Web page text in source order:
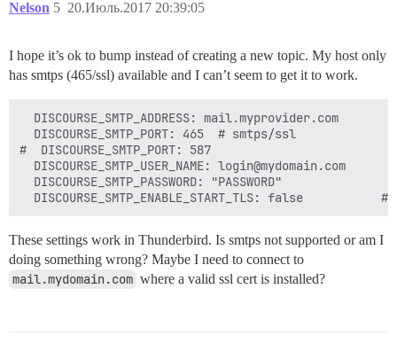
Nelson 20.Июль.2017 20:39:05
5
I hope it’s ok to bump instead of creating a new topic. My host only
has smtps (465/ssl) available and I can’t seem to get it to work.
  DISCOURSE_SMTP_ADDRESS: mail.myprovider.com
  DISCOURSE_SMTP_PORT: 465  # smtps/ssl
#  DISCOURSE_SMTP_PORT: 587
  DISCOURSE_SMTP_USER_NAME: login@mydomain.com
  DISCOURSE_SMTP_PASSWORD: "PASSWORD"
These settings work in Thunderbird. Is smtps not supported or am I
doing something wrong? Maybe I need to connect to
mail.mydomain.com where a valid ssl cert is installed?